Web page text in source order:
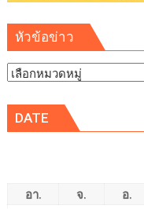
หัวข้อข่าว
หัวข้อ
DATE
อา. จ. อ.